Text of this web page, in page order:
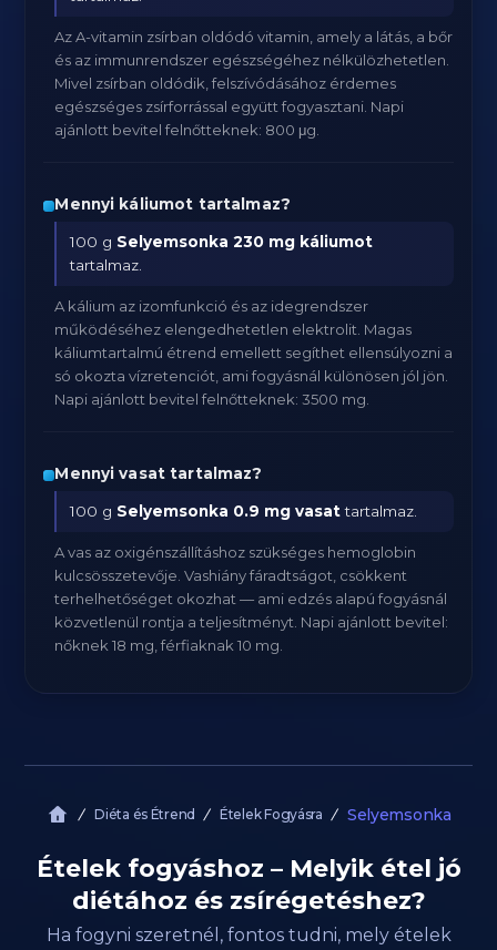
Az A-vitamin zsírban oldódó vitamin, amely a látás, a bőr
és az immunrendszer egészségéhez nélkülözhetetlen.
Mivel zsírban oldódik, felszívódásához érdemes
egészséges zsírforrással együtt fogyasztani. Napi
ajánlott bevitel felnőtteknek: 800 μg.
Mennyi káliumot tartalmaz?
100 g Selyemsonka 230 mg káliumot
tartalmaz.
A kálium az izomfunkció és az idegrendszer
működéséhez elengedhetetlen elektrolit. Magas
káliumtartalmú étrend emellett segíthet ellensúlyozni a
só okozta vízretenciót, ami fogyásnál különösen jól jön.
Napi ajánlott bevitel felnőtteknek: 3500 mg.
Mennyi vasat tartalmaz?
100 g Selyemsonka 0.9 mg vasattartalmaz.
A vas az oxigénszállításhoz szükséges hemoglobin
kulcsösszetevője. Vashiány fáradtságot, csökkent
terhelhetőséget okozhat — ami edzés alapú fogyásnál
közvetlenül rontja a teljesítményt. Napi ajánlott bevitel:
nőknek 18 mg, férfiaknak 10 mg.
Diéta és Étrend Ételek Fogyásra Selyemsonka
Ételek fogyáshoz – Melyik étel jó
diétához és zsírégetéshez?
Ha fogyni szeretnél, fontos tudni, mely ételek